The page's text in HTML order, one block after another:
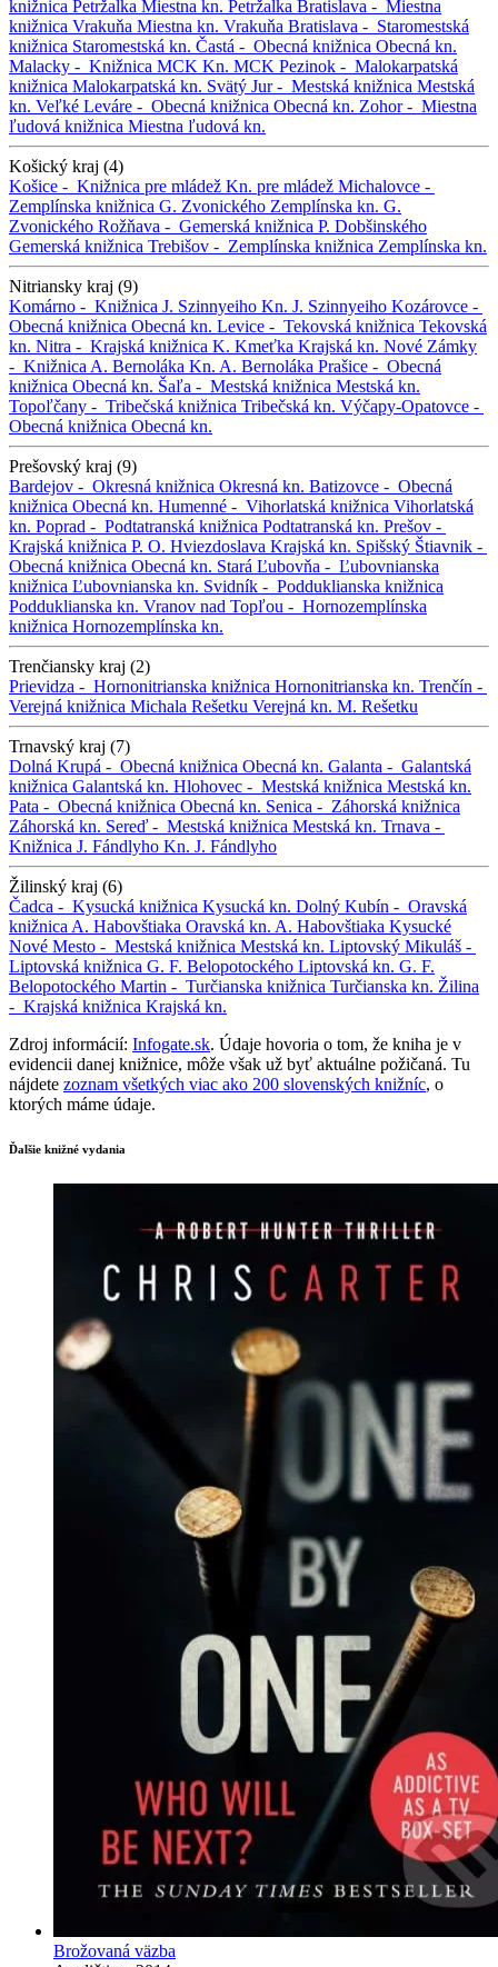
knižnica Petržalka Miestna kn. Petržalka Bratislava - Miestna
knižnica Vrakuňa Miestna kn. Vrakuňa Bratislava - Staromestská
knižnica Staromestská kn. Častá - Obecná knižnica Obecná kn.
Malacky - Knižnica MCK Kn. MCK Pezinok - Malokarpatská
knižnica Malokarpatská kn. Svätý Jur - Mestská knižnica Mestská
kn. Veľké Leváre - Obecná knižnica Obecná kn. Zohor - Miestna
ľudová knižnica Miestna ľudová kn.
Košický kraj (4)
Košice - Knižnica pre mládež Kn. pre mládež Michalovce -
Zemplínska knižnica G. Zvonického Zemplínska kn. G.
Zvonického Rožňava - Gemerská knižnica P. Dobšinského
Gemerská knižnica Trebišov - Zemplínska knižnica Zemplínska kn.
Nitriansky kraj (9)
Komárno - Knižnica J. Szinnyeiho Kn. J. Szinnyeiho Kozárovce -
Obecná knižnica Obecná kn. Levice - Tekovská knižnica Tekovská
kn. Nitra - Krajská knižnica K. Kmeťka Krajská kn. Nové Zámky
- Knižnica A. Bernoláka Kn. A. Bernoláka Prašice - Obecná
knižnica Obecná kn. Šaľa - Mestská knižnica Mestská kn.
Topoľčany - Tribečská knižnica Tribečská kn. Výčapy-Opatovce -
Obecná knižnica Obecná kn.
Prešovský kraj (9)
Bardejov - Okresná knižnica Okresná kn. Batizovce - Obecná
knižnica Obecná kn. Humenné - Vihorlatská knižnica Vihorlatská
kn. Poprad - Podtatranská knižnica Podtatranská kn. Prešov -
Krajská knižnica P. O. Hviezdoslava Krajská kn. Spišský Štiavnik -
Obecná knižnica Obecná kn. Stará Ľubovňa - Ľubovnianska
knižnica Ľubovnianska kn. Svidník - Podduklianska knižnica
Podduklianska kn. Vranov nad Topľou - Hornozemplínska
knižnica Hornozemplínska kn.
Trenčiansky kraj (2)
Prievidza - Hornonitrianska knižnica Hornonitrianska kn. Trenčín -
Verejná knižnica Michala Rešetku Verejná kn. M. Rešetku
Trnavský kraj (7)
Dolná Krupá - Obecná knižnica Obecná kn. Galanta - Galantská
knižnica Galantská kn. Hlohovec - Mestská knižnica Mestská kn.
Pata - Obecná knižnica Obecná kn. Senica - Záhorská knižnica
Záhorská kn. Sereď - Mestská knižnica Mestská kn. Trnava -
Knižnica J. Fándlyho Kn. J. Fándlyho
Žilinský kraj (6)
Čadca - Kysucká knižnica Kysucká kn. Dolný Kubín - Oravská
knižnica A. Habovštiaka Oravská kn. A. Habovštiaka Kysucké
Nové Mesto - Mestská knižnica Mestská kn. Liptovský Mikuláš -
Liptovská knižnica G. F. Belopotockého Liptovská kn. G. F.
Belopotockého Martin - Turčianska knižnica Turčianska kn. Žilina
- Krajská knižnica Krajská kn.
Zdroj informácií: Infogate.sk. Údaje hovoria o tom, že kniha je v
evidencii danej knižnice, môže však už byť aktuálne požičaná. Tu
nájdete zoznam všetkých viac ako 200 slovenských knižníc, o
ktorých máme údaje.
Ďalšie knižné vydania
Brožovaná väzba